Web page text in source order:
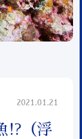
2021.01.21
!?（浮